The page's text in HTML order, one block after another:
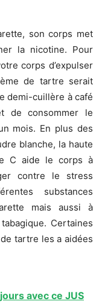
son corps met
la nicotine. Pour
corps d’expulser
de tartre serait
demi-cuillère à café
de consommer le
mois. En plus des
blanche, la haute
C aide le corps à
contre le stress
substances
mais aussi à
Certaines
tartre les a aidées
avec ce JUS